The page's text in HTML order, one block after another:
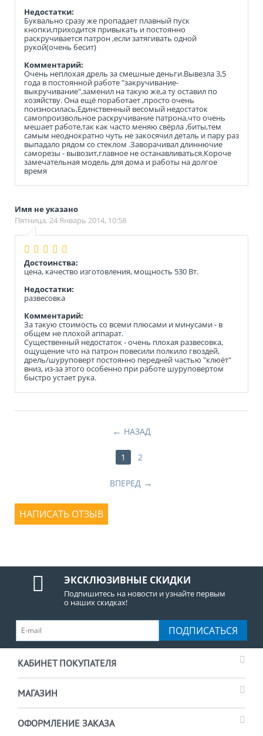
Недостатки:
Буквально сразу же пропадает плавный пуск
кнопки,приходится привыкать и постоянно
раскручивается патрон ,если затягивать одной
рукой(очень бесит)
Комментарий:
Очень неплохая дрель за смешные деньги.Вывезла 3,5
года в постоянной работе "закручивание-
выкручивание",заменил на такую же,а ту оставил по
хозяйству. Она ещё поработает ,просто очень
поизносилась,Единственный весомый недостаток
самопроизвольное раскручивание патрона,что очень
мешает работе,так как часто меняю свёрла ,биты,тем
самым неоднократно чуть не закосячил деталь и пару раз
выпадало рядом со стеклом .Заворачивал длиннючие
саморезы - вывозит,главное не останавливаться.Короче
замечательная модель для дома и работы на долгое
время
Имя не указано
Пятница, 24 Январь 2014, 10:58
Достоинства:
цена, качество изготовления, мощность 530 Вт.
Недостатки:
развесовка
Комментарий:
За такую стоимость со всеми плюсами и минусами - в
общем не плохой аппарат.
Существенный недостаток - очень плохая развесовка,
ощущение что на патрон повесили полкило гвоздей,
дрель/шуруповерт постоянно передней частью "клюёт"
вниз, из-за этого особенно при работе шуруповертом
быстро устает рука.
НАЗАД
1 2
ВПЕРЕД
НАПИСАТЬ ОТЗЫВ
ЭКСКЛЮЗИВНЫЕ СКИДКИ
Подпишитесь на новости и узнайте первым
о наших скидках!
ПОДПИСАТЬСЯ
КАБИНЕТ ПОКУПАТЕЛЯ
МАГАЗИН
ОФОРМЛЕНИЕ ЗАКАЗА